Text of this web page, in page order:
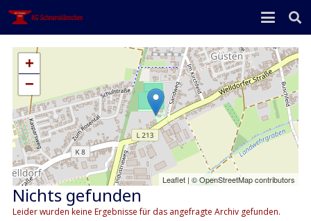
+
−
Leaflet | ©OpenStreetMapcontributors
Nichts gefunden
Leider wurden keine Ergebnisse für das angefragte Archiv gefunden.